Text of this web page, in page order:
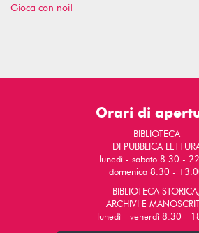
Gioca con noi!
Orari di
BIBLIOTECA
DI PUBBLICA
lunedì - sabato 8.30 -
domenica 8.30 -
BIBLIOTECA STORICA,
ARCHIVI E
lunedì - venerdì 8.30 -